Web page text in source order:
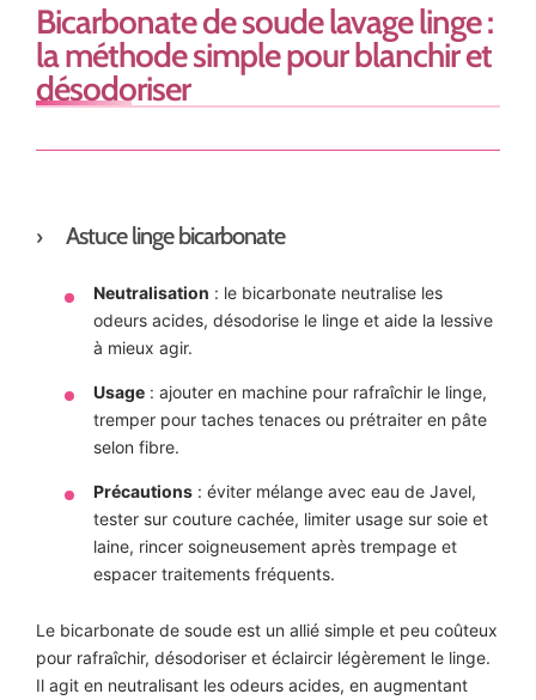
Bicarbonate de soude lavage linge :
la méthode simple pour blanchir et
désodoriser
Astuce linge bicarbonate
Neutralisation : le bicarbonate neutralise les
odeurs acides, désodorise le linge et aide la lessive
à mieux agir.
Usage : ajouter en machine pour rafraîchir le linge,
tremper pour taches tenaces ou prétraiter en pâte
selon fibre.
Précautions : éviter mélange avec eau de Javel,
tester sur couture cachée, limiter usage sur soie et
laine, rincer soigneusement après trempage et
espacer traitements fréquents.
Le bicarbonate de soude est un allié simple et peu coûteux
pour rafraîchir, désodoriser et éclaircir légèrement le linge.
Il agit en neutralisant les odeurs acides, en augmentant